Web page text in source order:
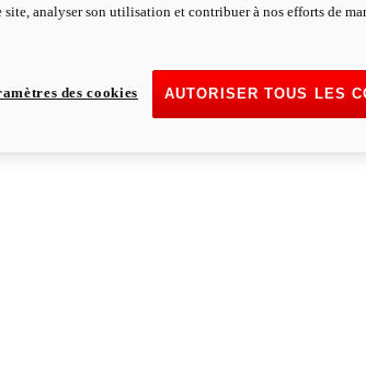
analyser son utilisation et contribuer à nos efforts de
AUTORISER TOUS LES
des cookies